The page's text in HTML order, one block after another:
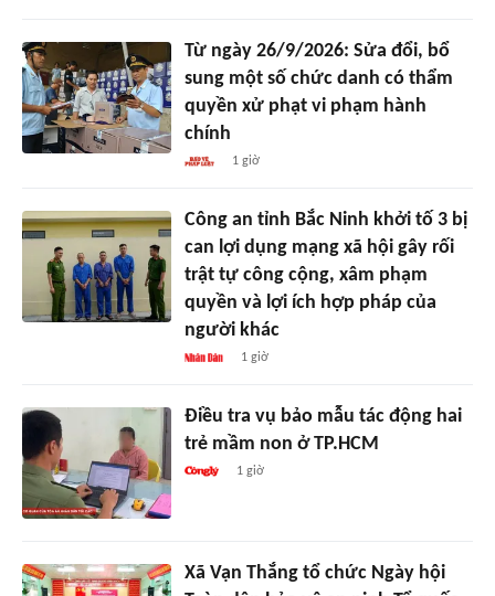
Từ ngày 26/9/2026: Sửa đổi, bổ
sung một số chức danh có thẩm
quyền xử phạt vi phạm hành
chính
1 giờ
Công an tỉnh Bắc Ninh khởi tố 3 bị
can lợi dụng mạng xã hội gây rối
trật tự công cộng, xâm phạm
quyền và lợi ích hợp pháp của
người khác
1 giờ
Điều tra vụ bảo mẫu tác động hai
trẻ mầm non ở TP.HCM
1 giờ
Xã Vạn Thắng tổ chức Ngày hội